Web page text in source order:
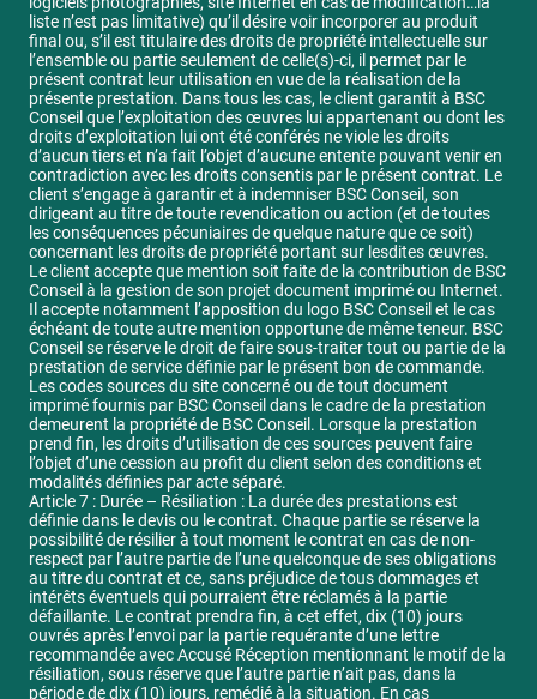
liste n’est pas limitative) qu’il désire voir incorporer au produit
final ou, s’il est titulaire des droits de propriété intellectuelle sur
l’ensemble ou partie seulement de celle(s)-ci, il permet par le
présent contrat leur utilisation en vue de la réalisation de la
présente prestation. Dans tous les cas, le client garantit à BSC
Conseil que l’exploitation des œuvres lui appartenant ou dont les
droits d’exploitation lui ont été conférés ne viole les droits
d’aucun tiers et n’a fait l’objet d’aucune entente pouvant venir en
contradiction avec les droits consentis par le présent contrat. Le
client s’engage à garantir et à indemniser BSC Conseil, son
dirigeant au titre de toute revendication ou action (et de toutes
les conséquences pécuniaires de quelque nature que ce soit)
concernant les droits de propriété portant sur lesdites œuvres.
Le client accepte que mention soit faite de la contribution de BSC
Conseil à la gestion de son projet document imprimé ou Internet.
Il accepte notamment l’apposition du logo BSC Conseil et le cas
échéant de toute autre mention opportune de même teneur. BSC
Conseil se réserve le droit de faire sous-traiter tout ou partie de la
prestation de service définie par le présent bon de commande.
Les codes sources du site concerné ou de tout document
imprimé fournis par BSC Conseil dans le cadre de la prestation
demeurent la propriété de BSC Conseil. Lorsque la prestation
prend fin, les droits d’utilisation de ces sources peuvent faire
l’objet d’une cession au profit du client selon des conditions et
modalités définies par acte séparé.
Article 7 : Durée – Résiliation : La durée des prestations est
définie dans le devis ou le contrat. Chaque partie se réserve la
possibilité de résilier à tout moment le contrat en cas de non-
respect par l’autre partie de l’une quelconque de ses obligations
au titre du contrat et ce, sans préjudice de tous dommages et
intérêts éventuels qui pourraient être réclamés à la partie
défaillante. Le contrat prendra fin, à cet effet, dix (10) jours
ouvrés après l’envoi par la partie requérante d’une lettre
recommandée avec Accusé Réception mentionnant le motif de la
résiliation, sous réserve que l’autre partie n’ait pas, dans la
période de dix (10) jours, remédié à la situation. En cas